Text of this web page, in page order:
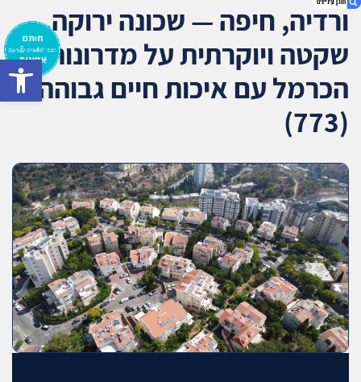
1. ורדיה, חיפה — שכונה ירוקה, שקטה ויוקרתית על
מדרונות הכרמל עם איכות חיים גבוהה (773)
2. אודות U נכסים
3. שאלתם ? ענינו !
ורדיה, חיפה — שכונה ירוקה,
שקטה ויוקרתית על מדרונות
הכרמל עם איכות חיים גבוהה
(773)